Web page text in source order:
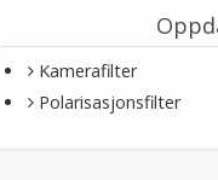
Kamerafilter
Polarisasjonsfilter